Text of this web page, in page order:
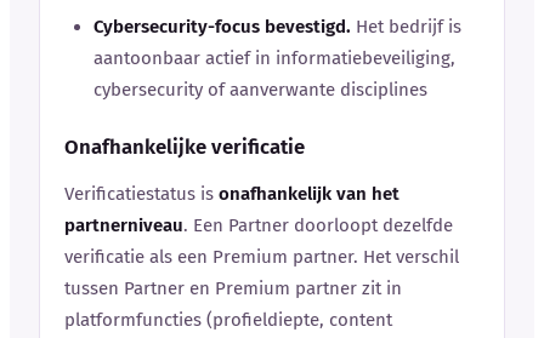
Cybersecurity-focus bevestigd. Het bedrijf is
aantoonbaar actief in informatiebeveiliging,
cybersecurity of aanverwante disciplines
Onafhankelijke verificatie
Verificatiestatus is onafhankelijk van het
partnerniveau. Een Partner doorloopt dezelfde
verificatie als een Premium partner. Het verschil
tussen Partner en Premium partner zit in
platformfuncties (profieldiepte, content